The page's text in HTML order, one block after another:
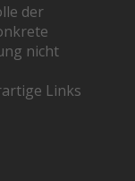
der
nicht
Links